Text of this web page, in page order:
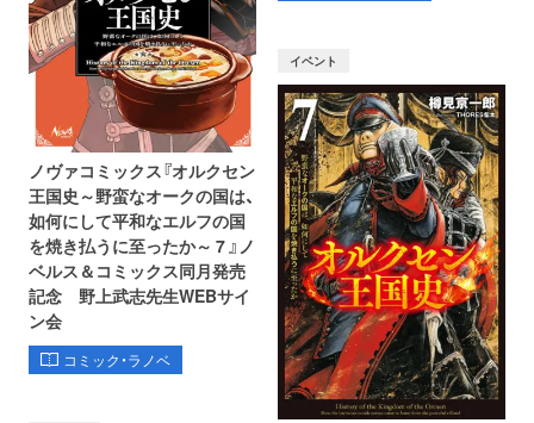
ノヴァコミックス『オルクセン
王国史～野蛮なオークの国は、
如何にして平和なエルフの国
を焼き払うに至ったか～ 7 』ノ
ベルス＆コミックス同月発売
記念 野上武志先生WEBサイ
ン会
コミック・ラノベ
イベント